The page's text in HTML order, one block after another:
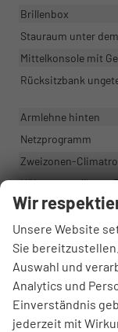
Brillenbox
Stauraum unter
Mittelkonsole mit
Rücksitzbank
Armlehne hinten
Netzprogramm
Zweizonen-
Höhenverstellbarer
Lordosenstützen
Armlehne vorne
Elemente aus Chrom
Taschen auf der
Längs- und
Interieur Monte
Wir
Unsere Website
Sie
Auswahl und
Analytics und
Einverständnis
jederzeit mit